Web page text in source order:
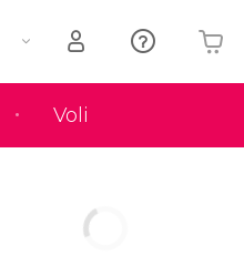
Voli
Il tuo carrello è vuoto